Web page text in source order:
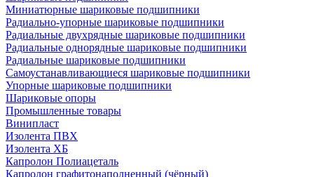
Миниатюрные шариковые подшипники
Радиально-упорные шариковые подшипники
Радиальные двухрядные шариковые подшипники
Радиальные однорядные шариковые подшипники
Радиальные шариковые подшипники
Самоустанавливающиеся шариковые подшипники
Упорные шариковые подшипники
Шариковые опоры
Промышленные товары
Винипласт
Изолента ПВХ
Изолента ХБ
Капролон Полиацеталь
Капролон графитонаполненный (чёрный)